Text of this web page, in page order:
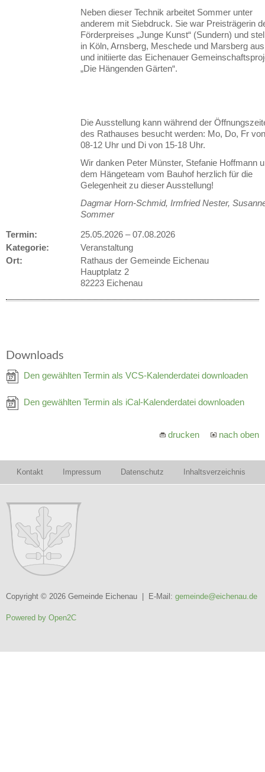
Neben dieser Technik arbeitet Sommer unter
anderem mit Siebdruck. Sie war Preisträgerin
Förderpreises „Junge Kunst“ (Sundern) und
in Köln, Arnsberg, Meschede und Marsberg aus
und initiierte das Eichenauer
„Die Hängenden Gärten“.
Die Ausstellung kann während der
des Rathauses besucht werden: Mo, Do, Fr von
08-12 Uhr und Di von 15-18 Uhr.
Wir danken Peter Münster, Stefanie Hoffmann
dem Hängeteam vom Bauhof herzlich für die
Gelegenheit zu dieser Ausstellung!
Dagmar Horn-Schmid, Irmfried Nester,
Sommer
Termin:
25.05.2026 –07.08.2026
Kategorie:
Veranstaltung
Ort:
Rathaus der Gemeinde Eichenau
Hauptplatz 2
82223 Eichenau
Downloads
Den gewählten Termin als VCS-Kalenderdatei downloaden
Den gewählten Termin als iCal-Kalenderdatei downloaden
drucken nach oben
Kontakt Impressum Datenschutz Inhaltsverzeichnis
Copyright © 2026 Gemeinde Eichenau | E-Mail: gemeinde@eichenau.de
Powered by Open2C